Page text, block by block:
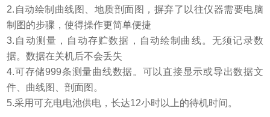
2.自动绘制曲线图、地质剖面图，摒弃了以往仪器需要电脑
制图的步骤，使得操作更简单便捷
3.自动测量，自动存贮数据，自动绘制曲线。无须记录数
据。数据在关机后不会丢失
4.可存储999条测量曲线数据。可以直接显示或导出数据文
件、曲线图、剖面图。
5.采用可充电电池供电，长达12小时以上的待机时间。